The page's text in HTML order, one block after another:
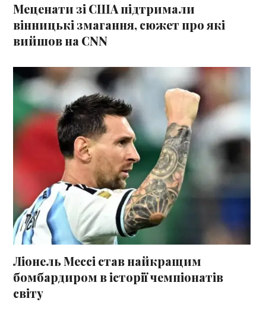
Меценати зі США підтримали
вінницькі змагання, сюжет про які
вийшов на CNN
Ліонель Мессі став найкращим
бомбардиром в історії чемпіонатів
світу